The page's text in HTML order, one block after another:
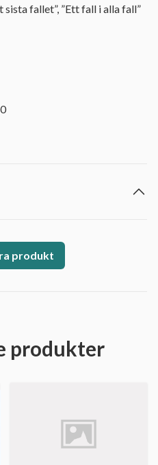
fallet”, ”Ett fall i alla fall”
produkt
produkter